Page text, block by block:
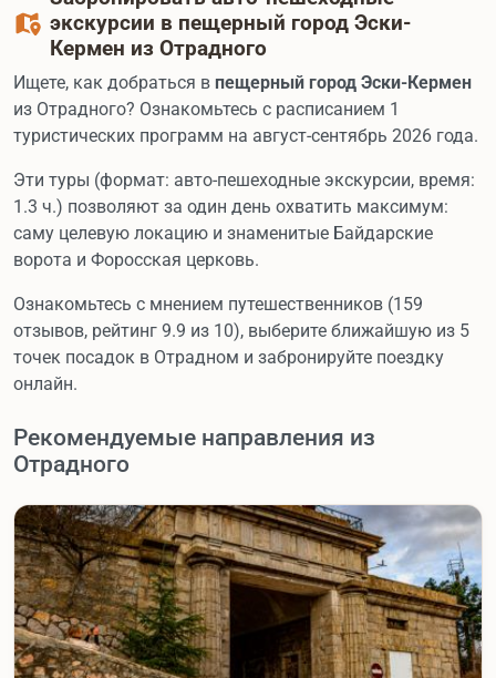
экскурсии в пещерный город Эски-
Кермен из Отрадного
Ищете, как добраться в пещерный город Эски-Кермен
из Отрадного? Ознакомьтесь с расписанием 1
туристических программ на август-сентябрь 2026 года.
Эти туры (формат: авто-пешеходные экскурсии, время:
1.3 ч.) позволяют за один день охватить максимум:
саму целевую локацию и знаменитые Байдарские
ворота и Форосская церковь.
Ознакомьтесь с мнением путешественников (159
отзывов, рейтинг 9.9 из 10), выберите ближайшую из 5
точек посадок в Отрадном и забронируйте поездку
онлайн.
Рекомендуемые направления из
Отрадного